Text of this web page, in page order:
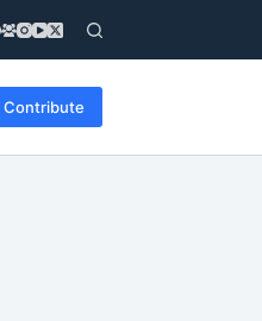
Contribute